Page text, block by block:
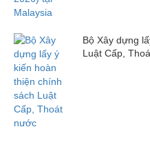
Bộ Xây dựng
Luật Cấp,